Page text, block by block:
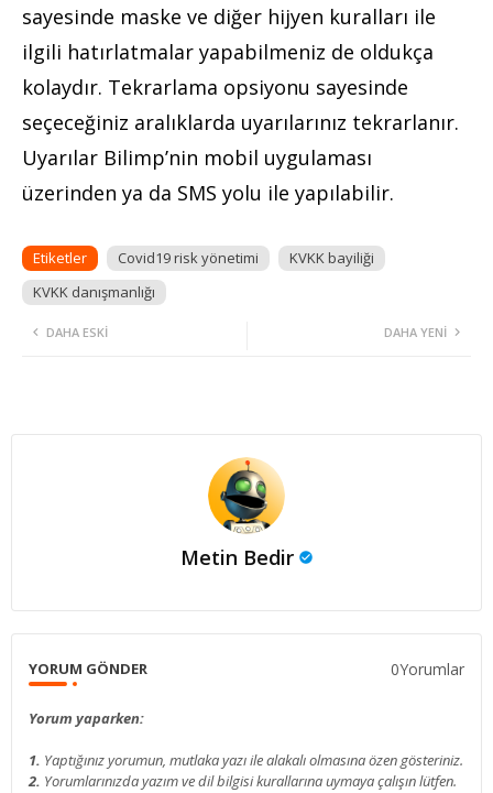
sayesinde maske ve diğer hijyen kuralları ile
ilgili hatırlatmalar yapabilmeniz de oldukça
kolaydır. Tekrarlama opsiyonu sayesinde
seçeceğiniz aralıklarda uyarılarınız tekrarlanır.
Uyarılar Bilimp’nin mobil uygulaması
üzerinden ya da SMS yolu ile yapılabilir.
Etiketler Covid19 risk yönetimi
KVKK bayiliği
KVKK danışmanlığı
DAHA YENI
DAHA ESKI
Metin Bedir
YORUM GÖNDER 0Yorumlar
Yorum yaparken:
1. Yaptığınız yorumun, mutlaka yazı ile alakalı olmasına özen gösteriniz.
2. Yorumlarınızda yazım ve dil bilgisi kurallarına uymaya çalışın lütfen.